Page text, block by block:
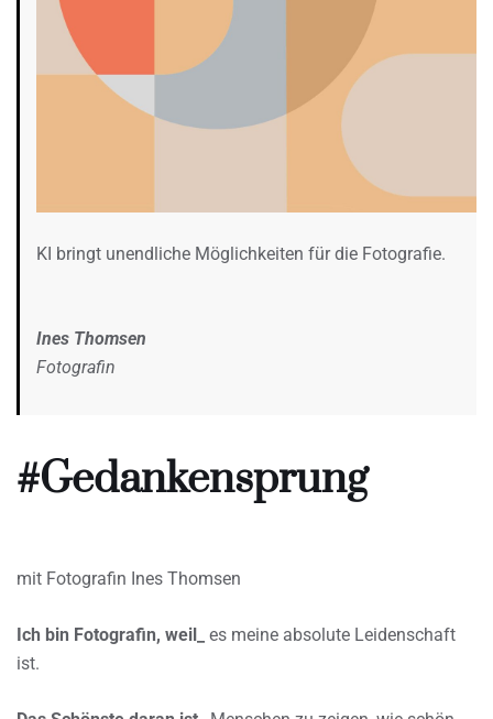
KI bringt unendliche Möglichkeiten für die Fotografie.
Ines Thomsen
Fotografin
#Gedankensprung
mit Fotografin Ines Thomsen
Ich bin Fotografin, weil_ es meine absolute Leidenschaft
ist.